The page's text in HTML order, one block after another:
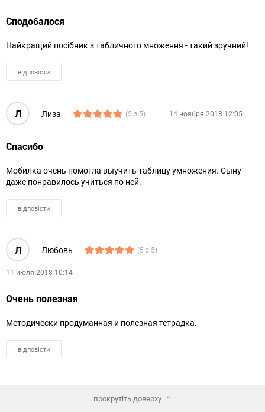
Сподобалося
Найкращий посібник з табличного множення - такий зручний!
відповісти
Л Лиза (5 з 5) 14 ноября 2018 12:05
Спасибо
Мобилка очень помогла выучить таблицу умножения. Сыну
даже понравилось учиться по ней.
відповісти
Л Любовь (5 з 5)
11 июля 2018 10:14
Очень полезная
Методически продуманная и полезная тетрадка.
відповісти
прокрутіть доверху